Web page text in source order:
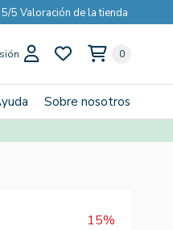
5/5 Valoración de la tienda
0
Sobre nosotros
15%